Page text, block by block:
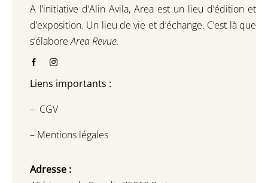
A l’initiative d’Alin Avila, Area est un lieu d’édition et
d’exposition. Un lieu de vie et d’échange. C’est là que
s’élaboreArea Revue.
Liens importants :
– CGV
– Mentions légales
Adresse :